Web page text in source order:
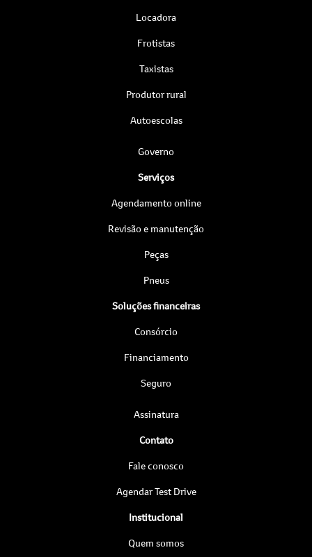
Locadora
Frotistas
Taxistas
Produtor rural
Autoescolas
Governo
Serviços
Agendamento online
Revisão e manutenção
Peças
Pneus
Soluções financeiras
Consórcio
Financiamento
Seguro
Assinatura
Contato
Fale conosco
Agendar Test Drive
Institucional
Quem somos